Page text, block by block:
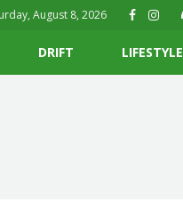
August 8, 2026
DRIFT LIFESTYLE